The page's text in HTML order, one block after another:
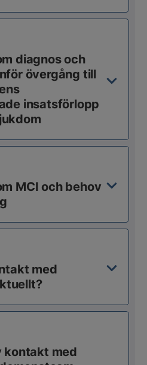
diagnos och
övergång till
insatsförlopp
MCI och behov
med
kontakt med